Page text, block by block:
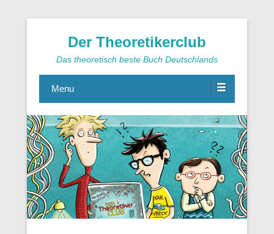
Der Theoretikerclub
Das theoretisch beste Buch Deutschlands
Menu